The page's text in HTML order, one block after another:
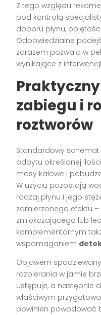
Z tego względu
pod kontrolą
doboru płynu,
Odpowiedzialne
zarazem pozwala w
wynikające z
zabiegu i
roztworów
Standardowy
odbytu określonej
masy kałowe i
W użyciu pozostają
rodzaj płynu i jego
zamierzonego efektu
zmiękczającego lub
komplementarnym
wspomaganiem
Objawem
rozpierania w jamie
ustępuje, a następnie
właściwym
powinien powodować